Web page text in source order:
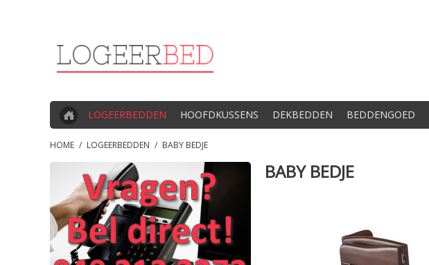
LOGEERBEDDEN HOOFDKUSSENS DEKBEDDEN BEDDENGOED
HOME / LOGEERBEDDEN / BABY BEDJE
BABY BEDJE